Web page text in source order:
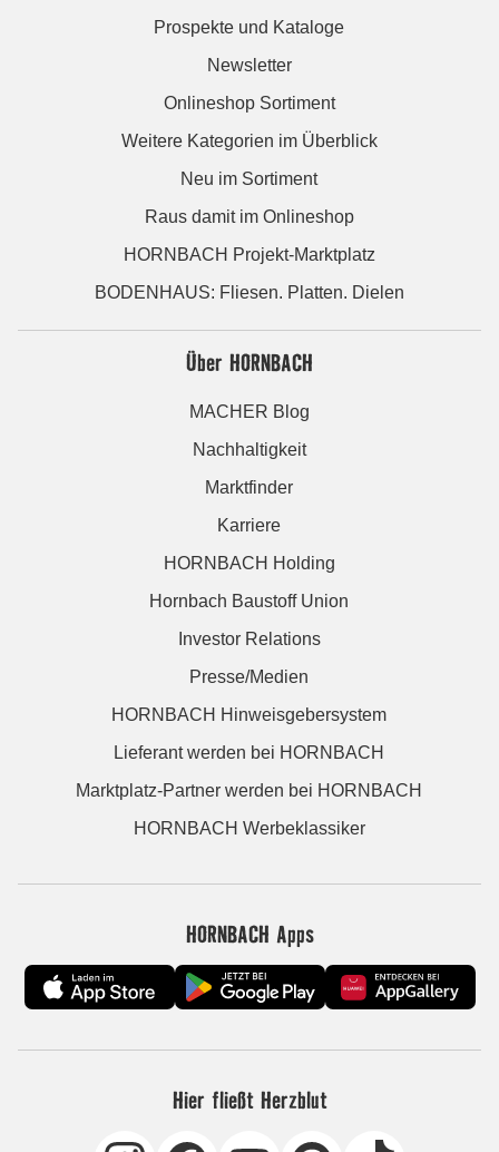
Prospekte und Kataloge
Newsletter
Onlineshop Sortiment
Weitere Kategorien im Überblick
Neu im Sortiment
Raus damit im Onlineshop
HORNBACH Projekt-Marktplatz
BODENHAUS: Fliesen. Platten. Dielen
Über HORNBACH
MACHER Blog
Nachhaltigkeit
Marktfinder
Karriere
HORNBACH Holding
Hornbach Baustoff Union
Investor Relations
Presse/Medien
HORNBACH Hinweisgebersystem
Lieferant werden bei HORNBACH
Marktplatz-Partner werden bei HORNBACH
HORNBACH Werbeklassiker
HORNBACH Apps
Hier fließt Herzblut